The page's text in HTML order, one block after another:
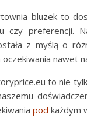
bluzek to
czy preferencji.
z myślą o
nawet
to nie
pod każdym